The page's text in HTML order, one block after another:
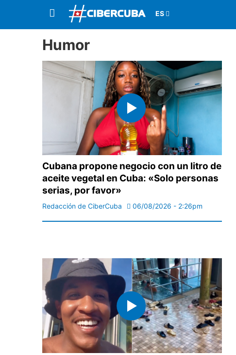
Humor
Cubana propone negocio con un litro de
aceite vegetal en Cuba: «Solo personas
serias, por favor»
Redacción de CiberCuba 06/08/2026 - 2:26pm